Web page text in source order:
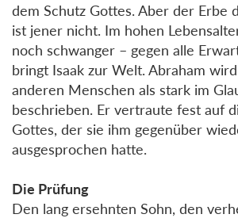
dem Schutz Gottes. Aber der Erbe
ist jener nicht. Im hohen
noch schwanger – gegen alle
bringt Isaak zur Welt. Abraham
anderen Menschen als stark im
beschrieben. Er vertraute fest auf
Gottes, der sie ihm gegenüber
ausgesprochen hatte.
Die Prüfung
Den lang ersehnten Sohn, den